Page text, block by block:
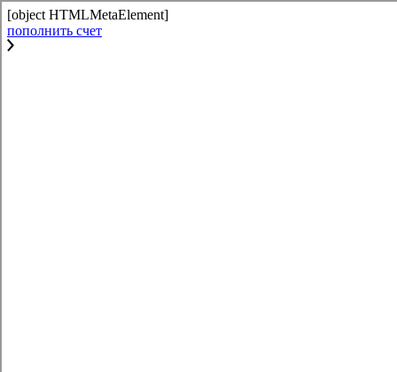
[object HTMLMetaElement]
пополнить счет